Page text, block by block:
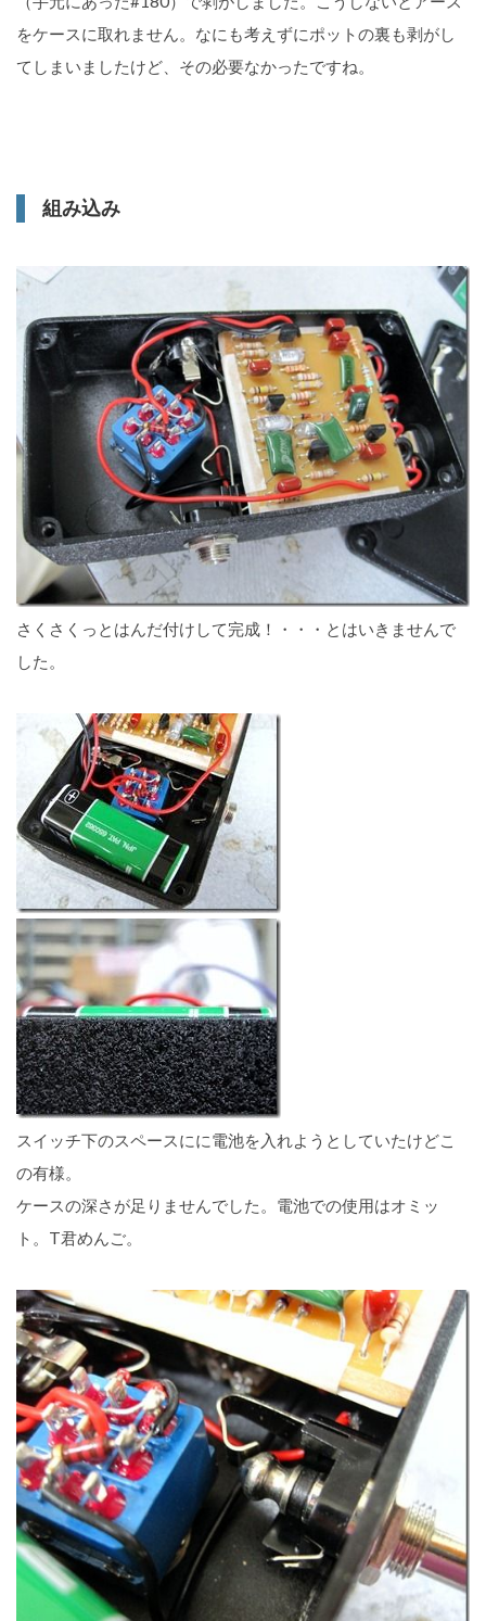
をケースに取れません。なにも考えずにポットの裏も剥がし
てしまいましたけど、その必要なかったですね。
組み込み
さくさくっとはんだ付けして完成！・・・とはいきませんで
した。
スイッチ下のスペースにに電池を入れようとしていたけどこ
の有様。
ケースの深さが足りませんでした。電池での使用はオミッ
ト。T君めんご。